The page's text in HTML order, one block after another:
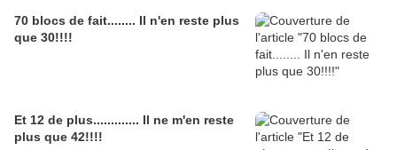
70 blocs de fait........ Il n'en reste plus
que 30!!!!
Et 12 de plus............. Il ne m'en reste
plus que 42!!!!